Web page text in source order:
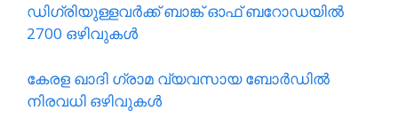
ഡിഗ്രിയുള്ളവർക്ക് ബാങ്ക് ഓഫ് ബറോഡയിൽ
2700 ഒഴിവുകൾ
കേരള ഖാദി ഗ്രാമ വ്യവസായ ബോർഡിൽ
നിരവധി ഒഴിവുകൾ